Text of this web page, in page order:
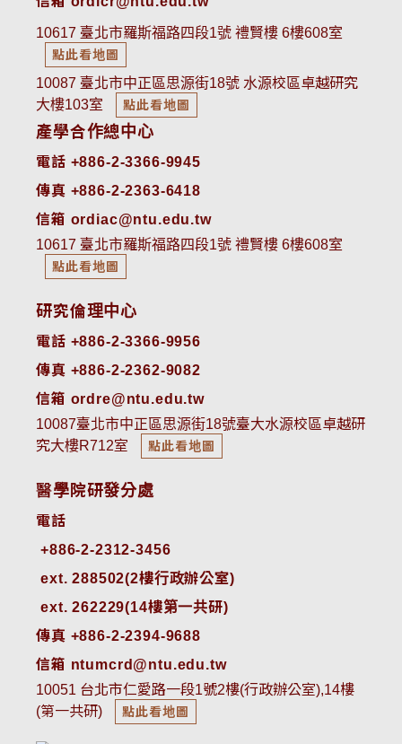
10617 臺北市羅斯福路四段1號 禮賢樓 6樓608室
點此看地圖
10087 臺北市中正區思源街18號 水源校區卓越研究
大樓103室
點此看地圖
產學合作總中心
電話 +886-2-3366-9945
傳真 +886-2-2363-6418
信箱 ordiac@ntu.edu.tw
10617 臺北市羅斯福路四段1號 禮賢樓 6樓608室
點此看地圖
研究倫理中心
電話 +886-2-3366-9956
傳真 +886-2-2362-9082
信箱 ordre@ntu.edu.tw
10087臺北市中正區思源街18號臺大水源校區卓越研
究大樓R712室
點此看地圖
醫學院研發分處
電話
ext. 288502(2樓行政辦公室)
ext. 262229(14樓第一共研)
傳真 +886-2-2394-9688
信箱 ntumcrd@ntu.edu.tw
10051 台北市仁愛路一段1號2樓(行政辦公室),14樓
(第一共研)
點此看地圖